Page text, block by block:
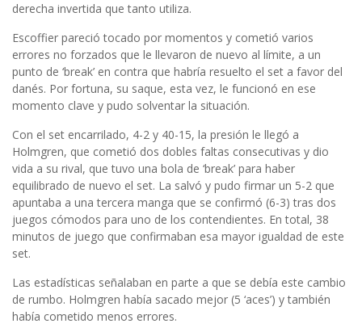
derecha invertida que tanto utiliza.
Escoffier pareció tocado por momentos y cometió varios
errores no forzados que le llevaron de nuevo al límite, a un
punto de ‘break’ en contra que habría resuelto el set a favor del
danés. Por fortuna, su saque, esta vez, le funcionó en ese
momento clave y pudo solventar la situación.
Con el set encarrilado, 4-2 y 40-15, la presión le llegó a
Holmgren, que cometió dos dobles faltas consecutivas y dio
vida a su rival, que tuvo una bola de ‘break’ para haber
equilibrado de nuevo el set. La salvó y pudo firmar un 5-2 que
apuntaba a una tercera manga que se confirmó (6-3) tras dos
juegos cómodos para uno de los contendientes. En total, 38
minutos de juego que confirmaban esa mayor igualdad de este
set.
Las estadísticas señalaban en parte a que se debía este cambio
de rumbo. Holmgren había sacado mejor (5 ‘aces’) y también
había cometido menos errores.